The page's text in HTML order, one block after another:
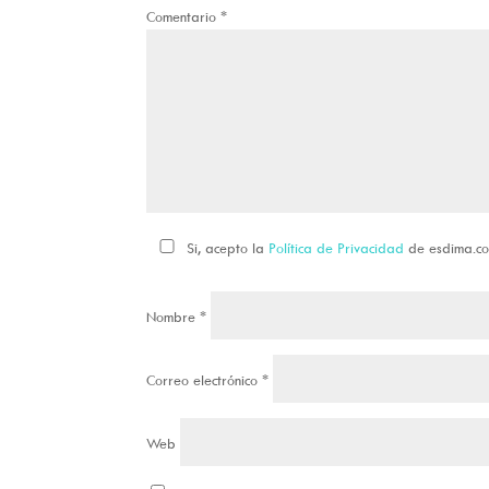
Comentario*
Si, acepto la Política de Privacidad de
Nombre*
Correo electrónico*
Web